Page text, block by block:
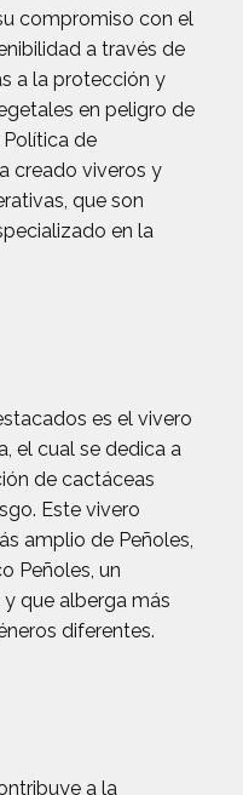
compromiso con el
a través de
a la protección y
en peligro de
de
creado viveros y
que son
en la
es el vivero
el cual se dedica a
de cactáceas
Este vivero
amplio de Peñoles,
Peñoles, un
que alberga más
diferentes.
a la